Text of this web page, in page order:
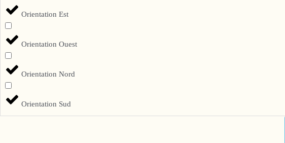
Orientation Est
Orientation Ouest
Orientation Nord
Orientation Sud